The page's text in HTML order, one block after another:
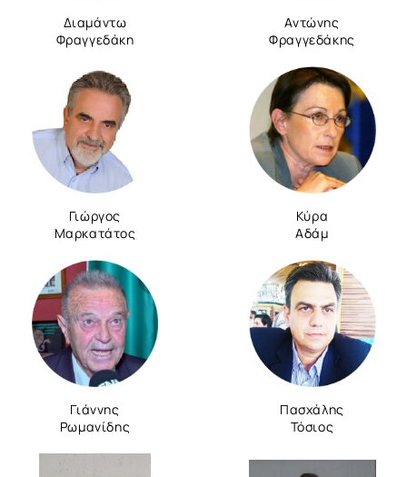
Διαμάντω
Φραγγεδάκη
Αντώνης
Φραγγεδάκης
Γιώργος
Μαρκατάτος
Κύρα
Αδάμ
Γιάννης
Ρωμανίδης
Πασχάλης
Τόσιος